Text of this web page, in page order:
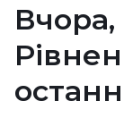
Вчора,